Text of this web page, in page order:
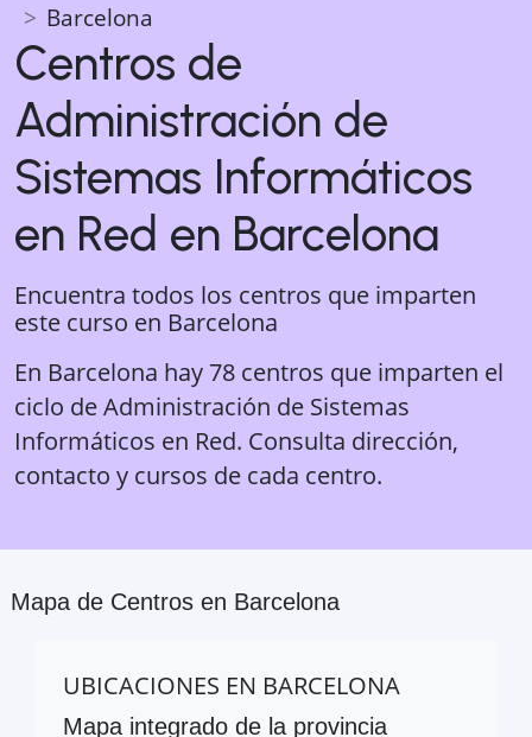
Barcelona
Centros de
Administración de
Sistemas Informáticos
en Red en Barcelona
Encuentra todos los centros que imparten
este curso en Barcelona
En Barcelona hay 78 centros que imparten el
ciclo de Administración de Sistemas
Informáticos en Red. Consulta dirección,
contacto y cursos de cada centro.
Mapa de Centros en Barcelona
UBICACIONES EN BARCELONA
Mapa integrado de la provincia